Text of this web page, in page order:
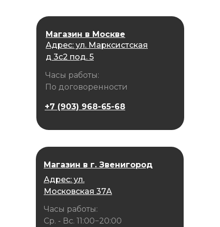
Магазин в Москве
Адрес: ул. Марксистская
д 3с2 под. 5
Часы работы:
По договоренности
Часы работы:
Ср. - Вс. 11:00−20:00
Магазин в г. Звенигород
Адрес: ул.
Московская 37А
+7 (903) 968-65-68